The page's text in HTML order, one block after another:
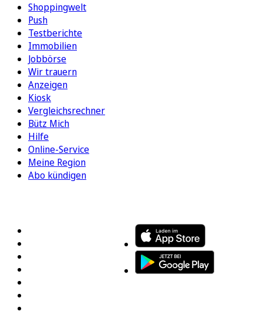
Shoppingwelt
Push
Testberichte
Immobilien
Jobbörse
Wir trauern
Anzeigen
Kiosk
Vergleichsrechner
Bütz Mich
Hilfe
Online-Service
Meine Region
Abo kündigen